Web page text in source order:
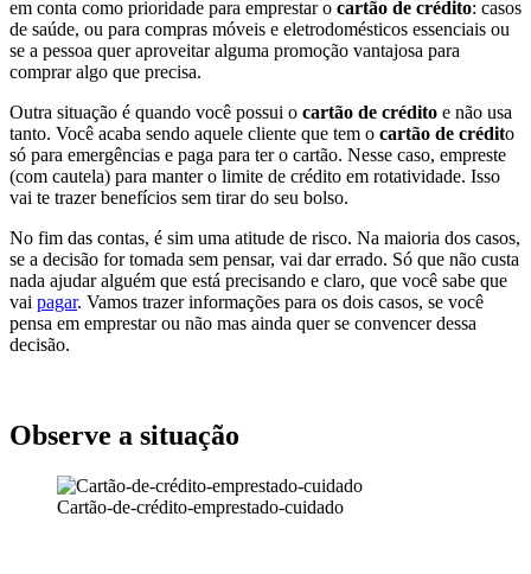
em conta como prioridade para emprestar o cartão de crédito: casos
de saúde, ou para compras móveis e eletrodomésticos essenciais ou
se a pessoa quer aproveitar alguma promoção vantajosa para
comprar algo que precisa.
Outra situação é quando você possui o cartão de crédito e não usa
tanto. Você acaba sendo aquele cliente que tem o cartão de crédito
só para emergências e paga para ter o cartão. Nesse caso, empreste
(com cautela) para manter o limite de crédito em rotatividade. Isso
vai te trazer benefícios sem tirar do seu bolso.
No fim das contas, é sim uma atitude de risco. Na maioria dos casos,
se a decisão for tomada sem pensar, vai dar errado. Só que não custa
nada ajudar alguém que está precisando e claro, que você sabe que
vai pagar. Vamos trazer informações para os dois casos, se você
pensa em emprestar ou não mas ainda quer se convencer dessa
decisão.
Observe a situação
Cartão-de-crédito-emprestado-cuidado